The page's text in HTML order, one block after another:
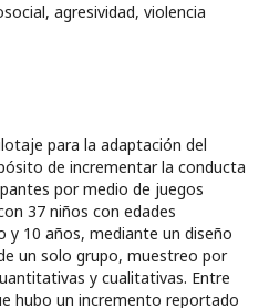
agresividad, violencia
para la adaptación del
de incrementar la conducta
por medio de juegos
37 niños con edades
y 10 años, mediante un diseño
un solo grupo, muestreo por
y cualitativas. Entre
hubo un incremento reportado